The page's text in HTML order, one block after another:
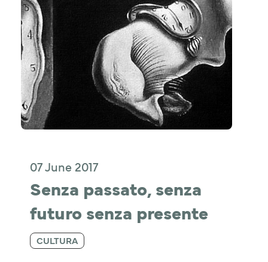
07 June 2017
Senza passato, senza
futuro senza presente
CULTURA